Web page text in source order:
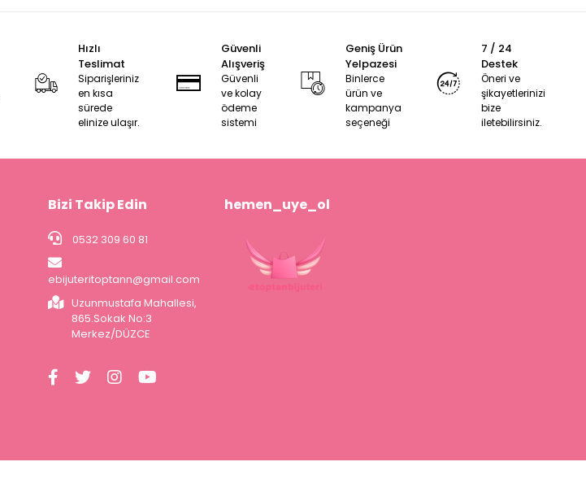
Hızlı
Teslimat
Siparişleriniz
en kısa
sürede
elinize ulaşır.
Güvenli
Alışveriş
Güvenli
ve kolay
ödeme
sistemi
Geniş Ürün
Yelpazesi
Binlerce
ürün ve
kampanya
seçeneği
7 / 24
Destek
Öneri ve
şikayetlerinizi
bize
iletebilirsiniz.
Bizi Takip Edin
0532 309 60 81
ebijuteritoptann@gmail.com
Uzunmustafa Mahallesi,
865.Sokak No:3
Merkez/DÜZCE
hemen_uye_ol